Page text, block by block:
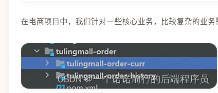
在电商项目中，我们针对一些核心业务，比较复杂的业